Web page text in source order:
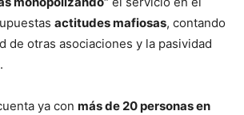
actitudes mafiosas, contando
de otras asociaciones y la pasividad
ya con más de 20 personas en